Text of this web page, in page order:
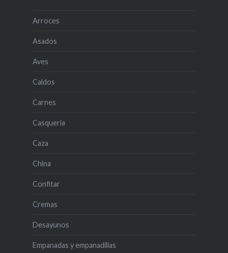
Arroces
Asados
Aves
Caldos
Carnes
Casquería
Caza
China
Confitar
Cremas
Desayunos
Empanadas y empanadillas